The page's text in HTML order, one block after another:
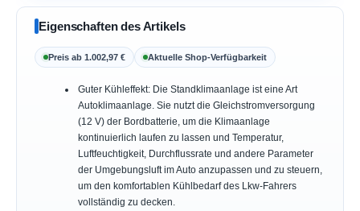
Eigenschaften des Artikels
Preis ab 1.002,97 € Aktuelle Shop-Verfügbarkeit
Guter Kühleffekt: Die Standklimaanlage ist eine Art
Autoklimaanlage. Sie nutzt die Gleichstromversorgung
(12 V) der Bordbatterie, um die Klimaanlage
kontinuierlich laufen zu lassen und Temperatur,
Luftfeuchtigkeit, Durchflussrate und andere Parameter
der Umgebungsluft im Auto anzupassen und zu steuern,
um den komfortablen Kühlbedarf des Lkw-Fahrers
vollständig zu decken.